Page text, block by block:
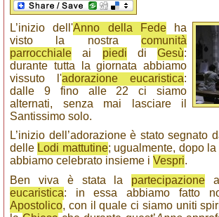
L’inizio dell'Anno della Fedeha
visto la nostra comunità
parrocchiale ai piedi di Gesù:
durante tutta la giornata abbiamo
vissuto l'adorazione eucaristica:
dalle 9 fino alle 22 ci siamo
alternati, senza mai lasciare il
Santissimo solo.
L’inizio dell’adorazione è stato segnato
delle Lodi mattutine; ugualmente, dopo la
abbiamo celebrato insieme i Vespri.
Ben viva è stata la partecipazione
eucaristica: in essa abbiamo fatto
Apostolico, con il quale ci siamo uniti